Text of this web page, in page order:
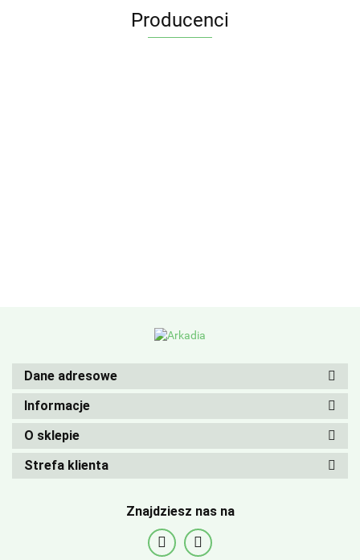
Producenci
Dane adresowe
Informacje
O sklepie
Strefa klienta
Znajdziesz nas na